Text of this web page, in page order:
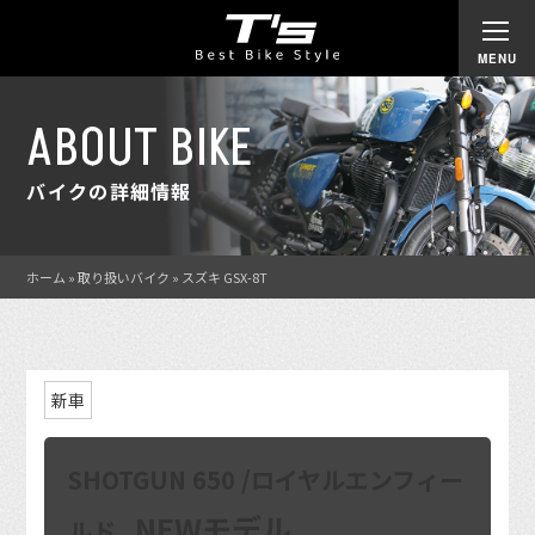
ABOUT BIKE
バイクの詳細情報
ホーム »取り扱いバイク » スズキ GSX-8T
新車